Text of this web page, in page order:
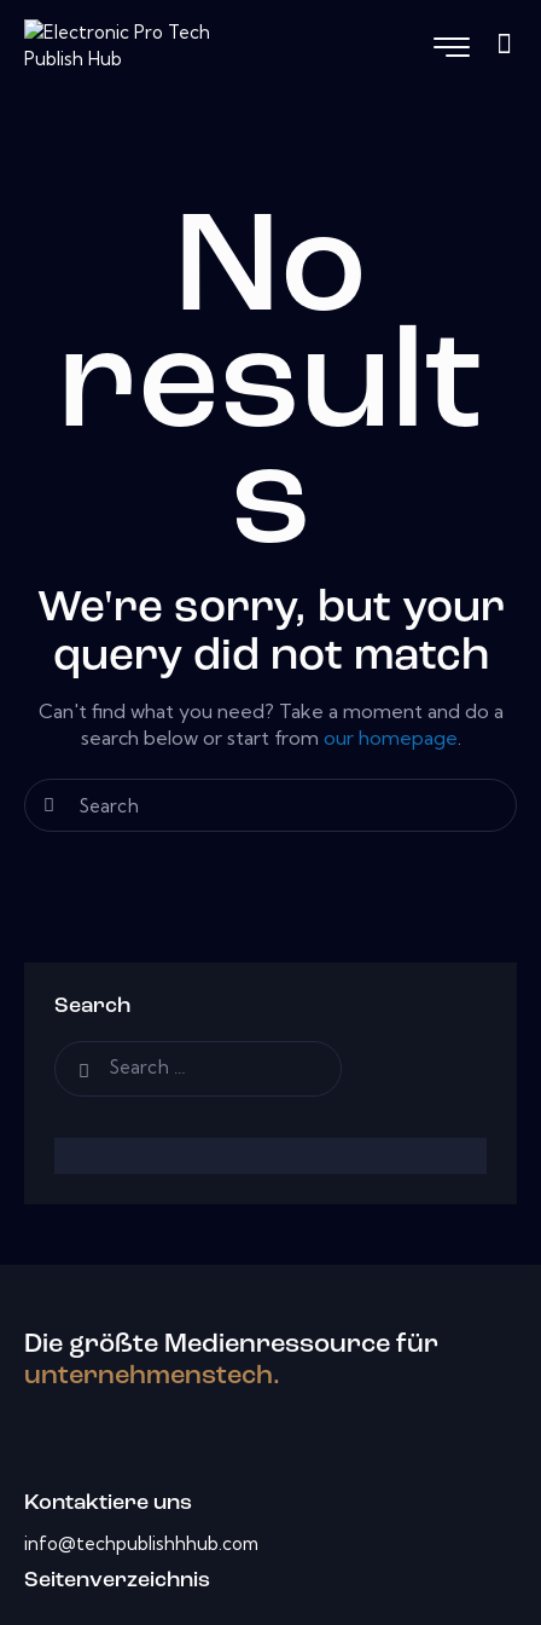
No
result
s
We're sorry, but your
query did not match
Can't find what you need? Take a moment and do a
search below or start from our homepage.
Search
Die größte Medienressource für
unternehmenstech.
Kontaktiere uns
info@techpublishhhub.com
Seitenverzeichnis